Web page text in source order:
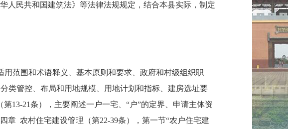
人民共和国建筑法》等法律法规规定，结合本县实际，制定
范围和术语释义、基本原则和要求、政府和村级组织职
类管控、布局和用地规模、用地计划和指标、建房选址要
13-21条），主要阐述一户一宅、“户”的定界、申请主体资
章 农村住宅建设管理（第22-39条），第一节“农户住宅建